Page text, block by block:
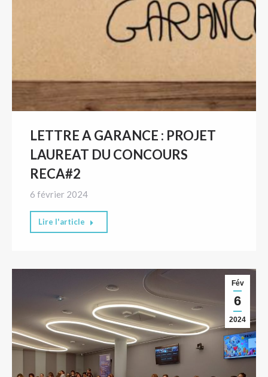
LETTRE A GARANCE : PROJET
LAUREAT DU CONCOURS
RECA#2
6 février 2024
Lire l'article
Fév
6
2024